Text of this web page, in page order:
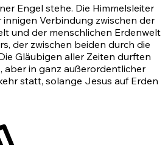
Engel stehe. Die Himmelsleiter
innigen Verbindung zwischen der
und der menschlichen Erdenwelt
der zwischen beiden durch die
Gläubigen aller Zeiten durften
aber in ganz außerordentlicher
statt, solange Jesus auf Erden